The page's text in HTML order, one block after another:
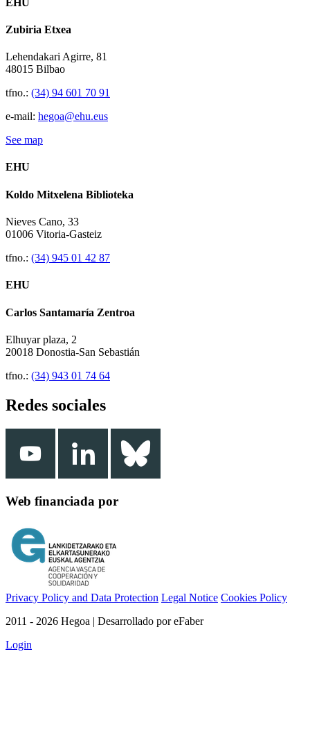
Zubiria Etxea
Lehendakari Agirre, 81
48015 Bilbao
tfno.: (34) 94 601 70 91
e-mail: hegoa@ehu.eus
See map
EHU
Koldo Mitxelena Biblioteka
Nieves Cano, 33
01006 Vitoria-Gasteiz
tfno.: (34) 945 01 42 87
EHU
Carlos Santamaría Zentroa
Elhuyar plaza, 2
20018 Donostia-San Sebastián
tfno.: (34) 943 01 74 64
Redes sociales
Web financiada por
Privacy Policy and Data Protection Legal Notice Cookies Policy
2011 - 2026 Hegoa | Desarrollado por eFaber
Login